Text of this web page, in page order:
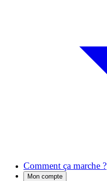
Comment ça marche ?
Mon compte